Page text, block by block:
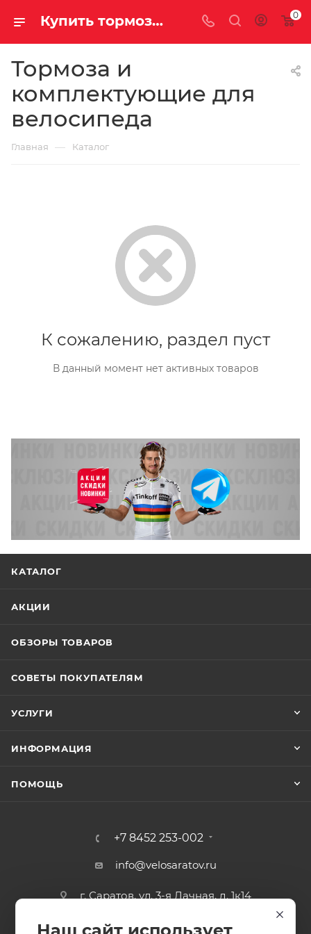
Купить тормоза и комплектующие для велосипеда в Саратове и Энгельсе 0
Тормоза и
комплектующие для
велосипеда
Главная — Каталог
К сожалению, раздел пуст
В данный момент нет активных товаров
КАТАЛОГ
АКЦИИ
ОБЗОРЫ ТОВАРОВ
СОВЕТЫ ПОКУПАТЕЛЯМ
УСЛУГИ
ИНФОРМАЦИЯ
ПОМОЩЬ
+7 8452 253-002
info@velosaratov.ru
г. Саратов, ул. 3-я Дачная, д. 1к14